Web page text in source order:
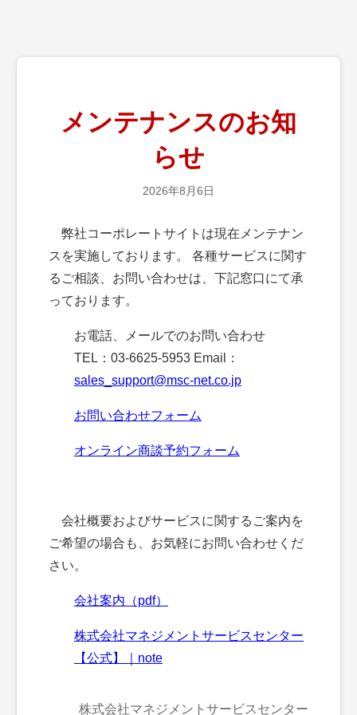
メンテナンスのお知
らせ
2026年8月6日
弊社コーポレートサイトは現在メンテナン
スを実施しております。 各種サービスに関す
るご相談、お問い合わせは、下記窓口にて承
っております。
お電話、メールでのお問い合わせ
TEL：03-6625-5953 Email：
sales_support@msc-net.co.jp
お問い合わせフォーム
オンライン商談予約フォーム
会社概要およびサービスに関するご案内を
ご希望の場合も、お気軽にお問い合わせくだ
さい。
会社案内（pdf）
株式会社マネジメントサービスセンター
【公式】｜note
株式会社マネジメントサービスセンター